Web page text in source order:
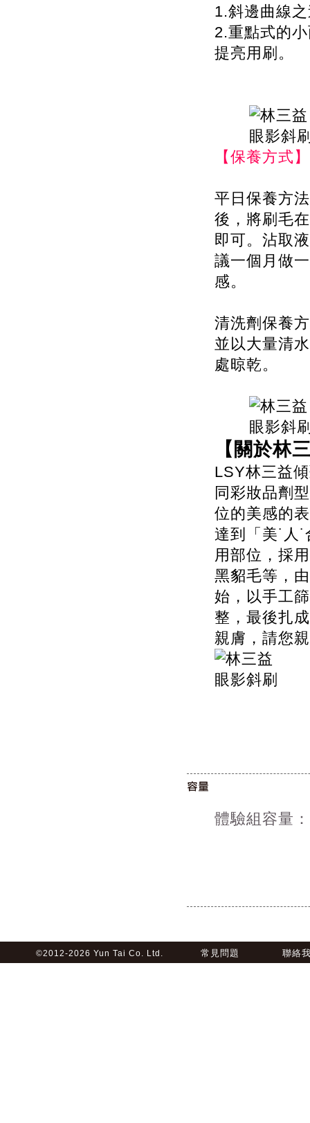
1.斜邊曲線
2.重點式的
提亮用刷。
【保養方式】
平日保養方
後，將刷毛
即可。沾取
議一個月做
感。
清洗劑保養
並以大量清
處晾乾。
【關於林
LSY林三益
同彩妝品劑
位的美感的
達到「美˙人
用部位，採
黑貂毛等，
始，以手工
整，最後扎
親膚，請您
體驗組容量
©2012-2026 Yun Tai Co. Ltd. 常見問題 聯絡